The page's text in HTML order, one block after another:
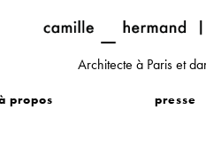
Architecte à Paris et
propos presse